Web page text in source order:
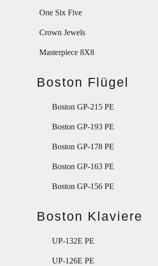
One Six Five
Crown Jewels
Masterpiece 8X8
Boston Flügel
Boston GP-215 PE
Boston GP-193 PE
Boston GP-178 PE
Boston GP-163 PE
Boston GP-156 PE
Boston Klaviere
UP-132E PE
UP-126E PE